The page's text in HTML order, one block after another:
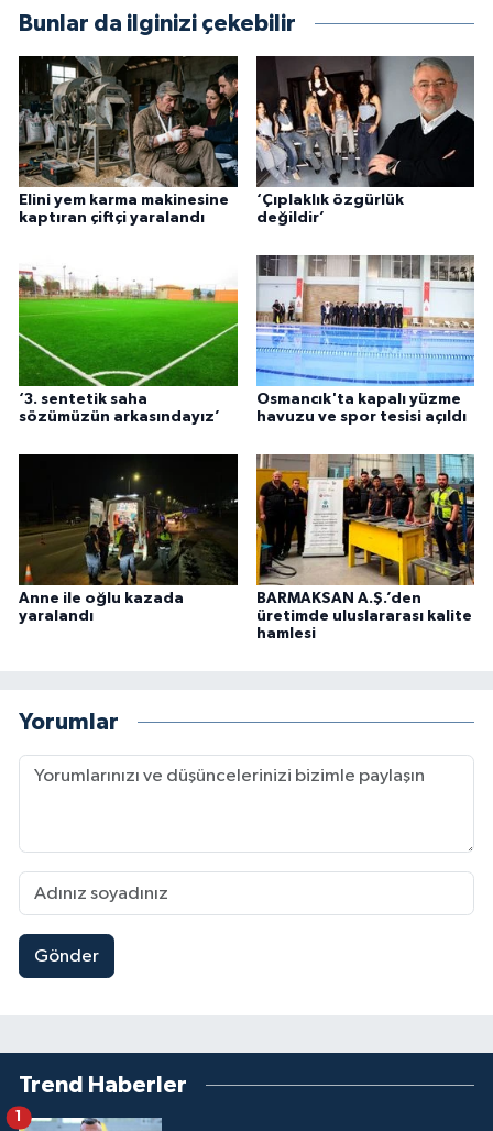
Bunlar da ilginizi çekebilir
Elini yem karma makinesine
kaptıran çiftçi yaralandı
‘Çıplaklık özgürlük
değildir’
‘3. sentetik saha
sözümüzün arkasındayız’
Osmancık'ta kapalı yüzme
havuzu ve spor tesisi açıldı
Anne ile oğlu kazada
yaralandı
BARMAKSAN A.Ş.’den
üretimde uluslararası kalite
hamlesi
Yorumlar
Gönder
Trend Haberler
1